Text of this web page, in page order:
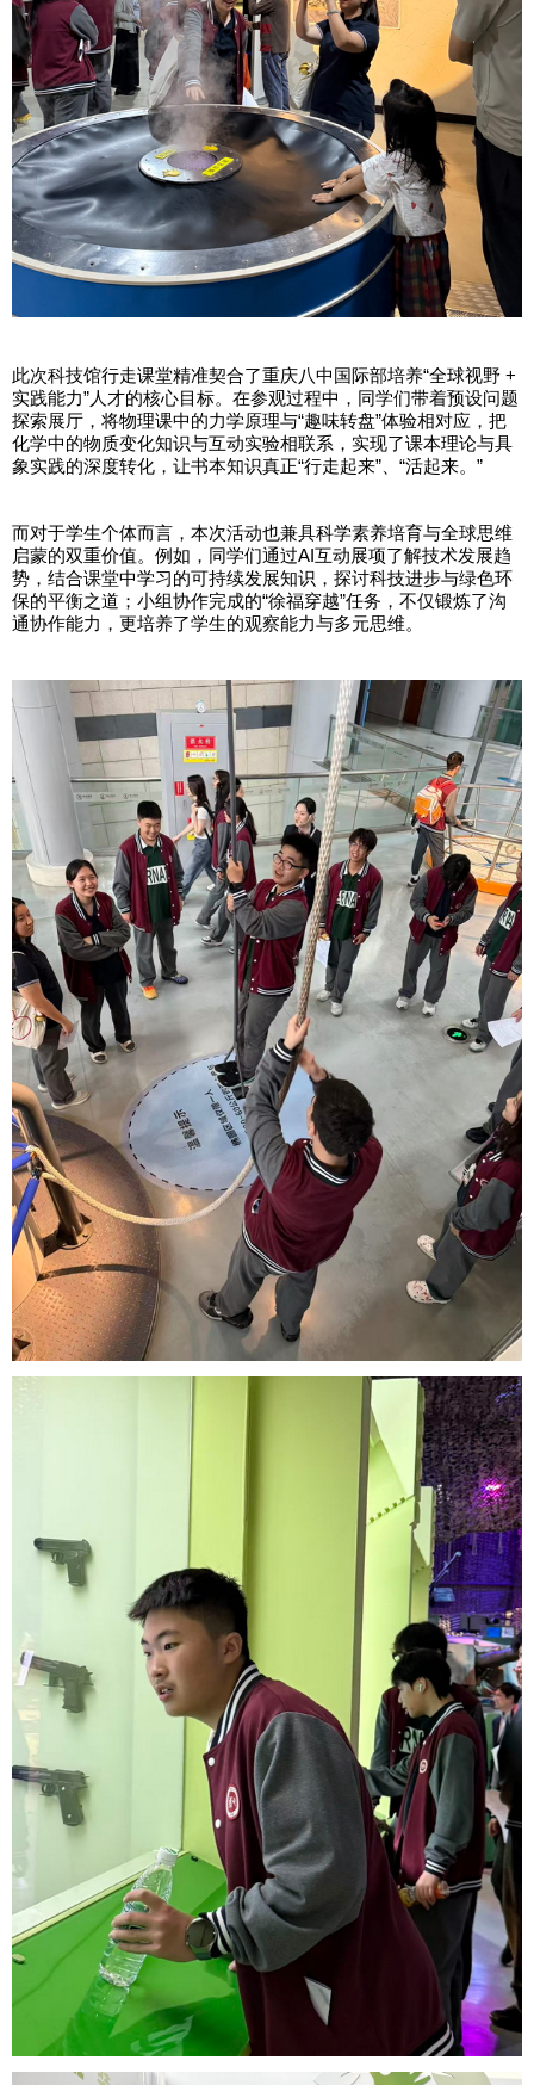
此次科技馆行走课堂精准契合了重庆八中国际部培养“全球视野 +
实践能力”人才的核心目标。在参观过程中，同学们带着预设问题
探索展厅，将物理课中的力学原理与“趣味转盘”体验相对应，把
化学中的物质变化知识与互动实验相联系，实现了课本理论与具
象实践的深度转化，让书本知识真正“行走起来”、“活起来。”
而对于学生个体而言，本次活动也兼具科学素养培育与全球思维
启蒙的双重价值。例如，同学们通过AI互动展项了解技术发展趋
势，结合课堂中学习的可持续发展知识，探讨科技进步与绿色环
保的平衡之道；小组协作完成的“徐福穿越”任务，不仅锻炼了沟
通协作能力，更培养了学生的观察能力与多元思维。